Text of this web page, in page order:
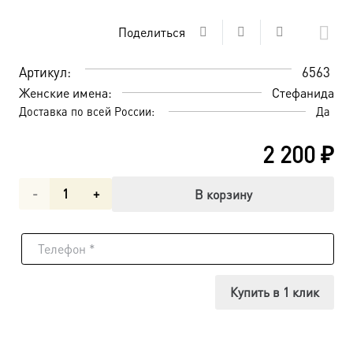
Поделиться
Артикул: 6563
Женские имена: Стефанида
Доставка по всей России: Да
2 200₽
Количество
Стефанида
В корзину
Купить в 1 клик